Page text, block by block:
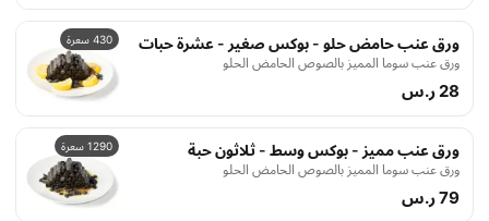
430 سعرة ورق عنب حامض حلو - بوكس صغير - عشرة حبات
ورق عنب سوما المميز بالصوص الحامض الحلو
28 ر.س
1290 سعرة ورق عنب مميز - بوكس وسط - ثلاثون حبة
ورق عنب سوما المميز بالصوص الحامض الحلو
79 ر.س